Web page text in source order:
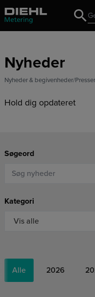
Nyheder
Nyheder & begivenheder
Hold dig opdateret
Søgeord
Kategori
Alle 2026